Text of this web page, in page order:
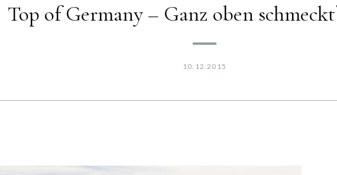
Top of Germany – Ganz oben
10.12.2015